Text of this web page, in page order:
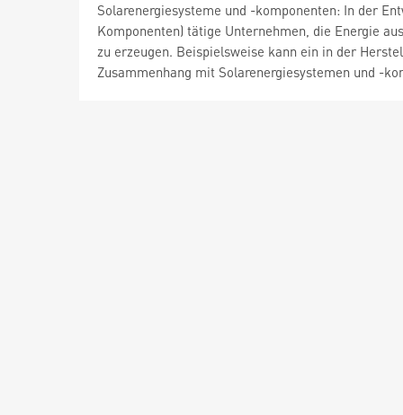
Solarenergiesysteme und -komponenten: In der
Komponenten) tätige Unternehmen, die Energie
zu erzeugen. Beispielsweise kann ein in der
Zusammenhang mit Solarenergiesystemen und -